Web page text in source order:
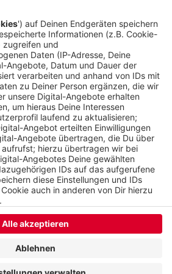
B7 dort nicht komplett
Ersatzexpress fährt
über Heckinghausen.
26.08.2020 11:48